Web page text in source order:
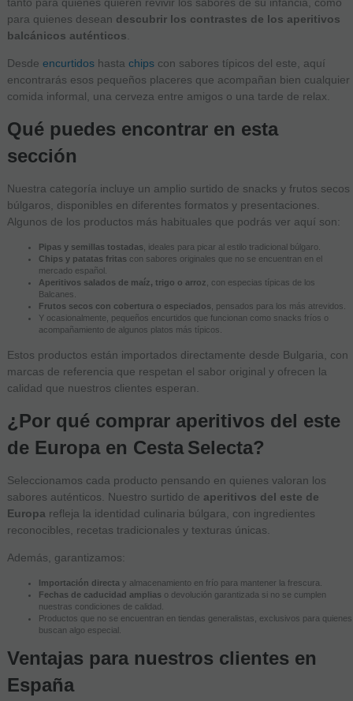
para quienes desean descubrir los contrastes de los aperitivos
balcánicos auténticos
Desde encurtidoshasta chipscon sabores típicos del este, aquí
encontrarás esos pequeños placeres que acompañan bien cualquier
comida informal, una cerveza entre amigos o una tarde de relax.
Qué puedes encontrar en esta
sección
Nuestra categoría incluye un amplio surtido de snacks y frutos secos
búlgaros, disponibles en diferentes formatos y presentaciones.
Algunos de los productos más habituales que podrás ver aquí son:
Pipas y semillas tostadas , ideales para picar al estilo tradicional búlgaro.
Chips y patatas fritas con sabores originales que no se encuentran en el
mercado español.
Aperitivos salados de maíz, trigo o arroz , con especias típicas de los
Balcanes.
Frutos secos con cobertura o especiados , pensados para los más atrevidos.
Y ocasionalmente, pequeños encurtidos que funcionan como snacks fríos o
acompañamiento de algunos platos más típicos.
Estos productos están importados directamente desde Bulgaria, con
marcas de referencia que respetan el sabor original y ofrecen la
calidad que nuestros clientes esperan.
¿Por qué comprar aperitivos del este
de Europa en Cesta Selecta?
Seleccionamos cada producto pensando en quienes valoran los
sabores auténticos. Nuestro surtido de aperitivos del este de
Europa refleja la identidad culinaria búlgara, con ingredientes
reconocibles, recetas tradicionales y texturas únicas.
Además, garantizamos:
Importación directa y almacenamiento en frío para mantener la frescura.
Fechas de caducidad amplias o devolución garantizada si no se cumplen
nuestras condiciones de calidad.
Productos que no se encuentran en tiendas generalistas, exclusivos para quienes
buscan algo especial.
Ventajas para nuestros clientes en
España